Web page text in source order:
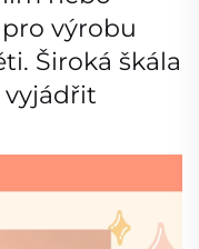
výrobu
Široká škála
vyjádřit